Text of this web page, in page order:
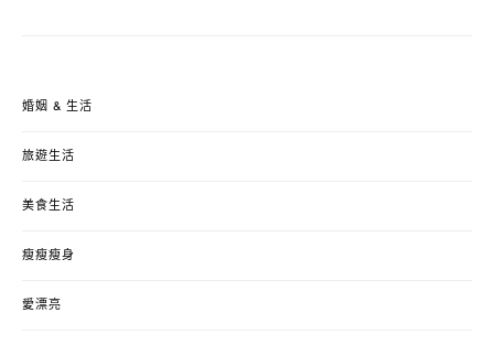
婚姻 & 生活
旅遊生活
美食生活
瘦瘦瘦身
愛漂亮